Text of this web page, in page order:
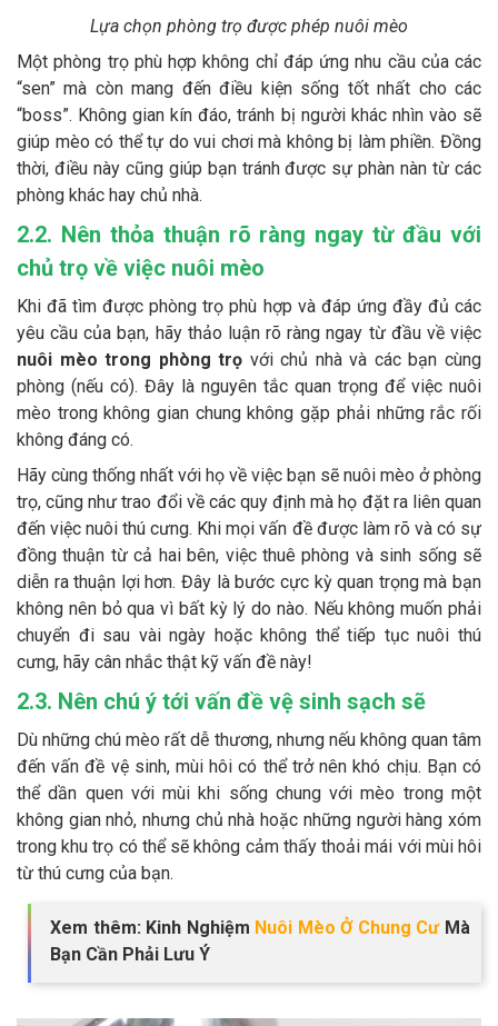
Lựa chọn phòng trọ được phép nuôi mèo
Một phòng trọ phù hợp không chỉ đáp ứng nhu cầu của các
“sen” mà còn mang đến điều kiện sống tốt nhất cho các
“boss”. Không gian kín đáo, tránh bị người khác nhìn vào sẽ
giúp mèo có thể tự do vui chơi mà không bị làm phiền. Đồng
thời, điều này cũng giúp bạn tránh được sự phàn nàn từ các
phòng khác hay chủ nhà.
2.2. Nên thỏa thuận rõ ràng ngay từ đầu với
chủ trọ về việc nuôi mèo
Khi đã tìm được phòng trọ phù hợp và đáp ứng đầy đủ các
yêu cầu của bạn, hãy thảo luận rõ ràng ngay từ đầu về việc
nuôi mèo trong phòng trọ với chủ nhà và các bạn cùng
phòng (nếu có). Đây là nguyên tắc quan trọng để việc nuôi
mèo trong không gian chung không gặp phải những rắc rối
không đáng có.
Hãy cùng thống nhất với họ về việc bạn sẽ nuôi mèo ở phòng
trọ, cũng như trao đổi về các quy định mà họ đặt ra liên quan
đến việc nuôi thú cưng. Khi mọi vấn đề được làm rõ và có sự
đồng thuận từ cả hai bên, việc thuê phòng và sinh sống sẽ
diễn ra thuận lợi hơn. Đây là bước cực kỳ quan trọng mà bạn
không nên bỏ qua vì bất kỳ lý do nào. Nếu không muốn phải
chuyển đi sau vài ngày hoặc không thể tiếp tục nuôi thú
cưng, hãy cân nhắc thật kỹ vấn đề này!
2.3. Nên chú ý tới vấn đề vệ sinh sạch sẽ
Dù những chú mèo rất dễ thương, nhưng nếu không quan tâm
đến vấn đề vệ sinh, mùi hôi có thể trở nên khó chịu. Bạn có
thể dần quen với mùi khi sống chung với mèo trong một
không gian nhỏ, nhưng chủ nhà hoặc những người hàng xóm
trong khu trọ có thể sẽ không cảm thấy thoải mái với mùi hôi
từ thú cưng của bạn.
Xem thêm: Kinh Nghiệm Nuôi Mèo Ở Chung CưMà
Bạn Cần Phải Lưu Ý